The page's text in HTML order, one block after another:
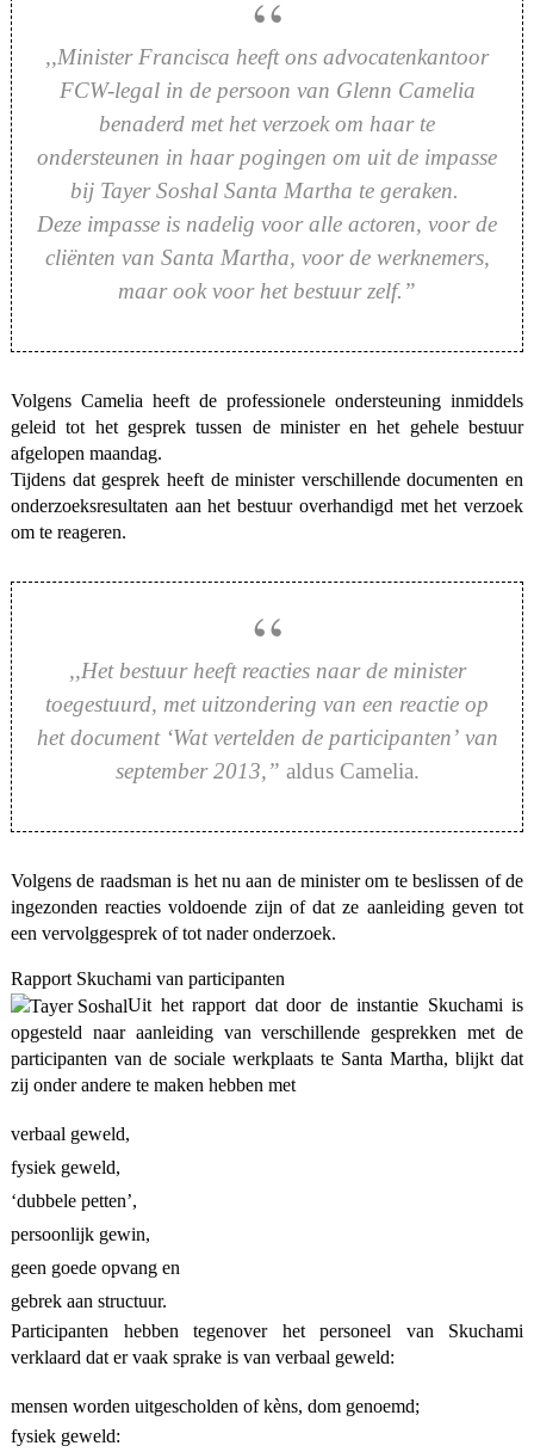
,,Minister Francisca heeft ons advocatenkantoor
FCW-legal in de persoon van Glenn Camelia
benaderd met het verzoek om haar te
ondersteunen in haar pogingen om uit de impasse
bij Tayer Soshal Santa Martha te geraken.
Deze impasse is nadelig voor alle actoren, voor de
cliënten van Santa Martha, voor de werknemers,
maar ook voor het bestuur zelf.”
Volgens Camelia heeft de professionele ondersteuning inmiddels
geleid tot het gesprek tussen de minister en het gehele bestuur
afgelopen maandag.
Tijdens dat gesprek heeft de minister verschillende documenten en
onderzoeksresultaten aan het bestuur overhandigd met het verzoek
om te reageren.
,,Het bestuur heeft reacties naar de minister
toegestuurd, met uitzondering van een reactie op
het document ‘Wat vertelden de participanten’van
september 2013,” aldus Camelia.
Volgens de raadsman is het nu aan de minister om te beslissen of de
ingezonden reacties voldoende zijn of dat ze aanleiding geven tot
een vervolggesprek of tot nader onderzoek.
Rapport Skuchami van participanten
Uit het rapport dat door de instantie Skuchami is
opgesteld naar aanleiding van verschillende gesprekken met de
participanten van de sociale werkplaats te Santa Martha, blijkt dat
zij onder andere te maken hebben met
verbaal geweld,
fysiek geweld,
‘dubbele petten’,
persoonlijk gewin,
geen goede opvang en
gebrek aan structuur.
Participanten hebben tegenover het personeel van Skuchami
verklaard dat er vaak sprake is van verbaal geweld:
mensen worden uitgescholden of kèns, dom genoemd;
fysiek geweld: